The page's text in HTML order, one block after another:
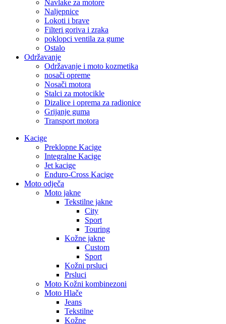
Navlake za motore
Naljepnice
Lokoti i brave
Filteri goriva i zraka
poklopci ventila za gume
Ostalo
Održavanje
Održavanje i moto kozmetika
nosači opreme
Nosači motora
Stalci za motocikle
Dizalice i oprema za radionice
Grijanje guma
Transport motora
Kacige
Preklopne Kacige
Integralne Kacige
Jet kacige
Enduro-Cross Kacige
Moto odječa
Moto jakne
Tekstilne jakne
City
Sport
Touring
Kožne jakne
Custom
Sport
Kožni prsluci
Prsluci
Moto Kožni kombinezoni
Moto Hlače
Jeans
Tekstilne
Kožne